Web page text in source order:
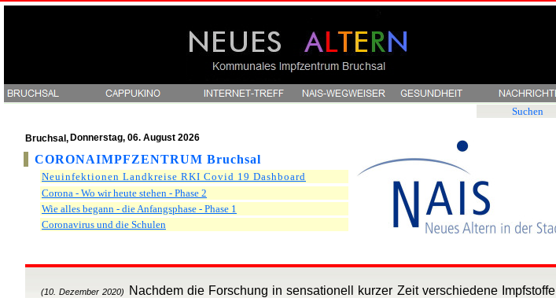
Bruchsal, Donnerstag, 06. August 2026
CORONAIMPFZENTRUM Bruchsal
Neuinfektionen Landkreise RKI Covid 19 Dashboard
Corona - Wo wir heute stehen - Phase 2
Wie alles begann - die Anfangsphase - Phase 1
Coronavirus und die Schulen
Suchen
(10. Dezember 2020)
Nachdem die Forschung in sensationell kurzer Zeit verschiedene Impfstoffe